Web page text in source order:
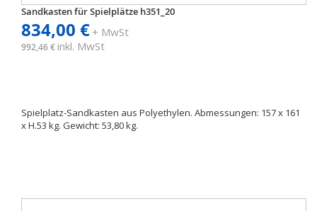
Sandkasten für Spielplätze h351_20
834,00 €+ MwSt
992,46 € inkl. MwSt
Spielplatz-Sandkasten aus Polyethylen. Abmessungen: 157 x 161
x H.53 kg. Gewicht: 53,80 kg.